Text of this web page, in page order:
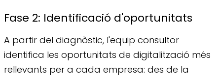
Fase 2: Identificació d'oportunitats
A partir del diagnòstic, l'equip consultor
identifica les oportunitats de digitalització més
rellevants per a cada empresa: des de la